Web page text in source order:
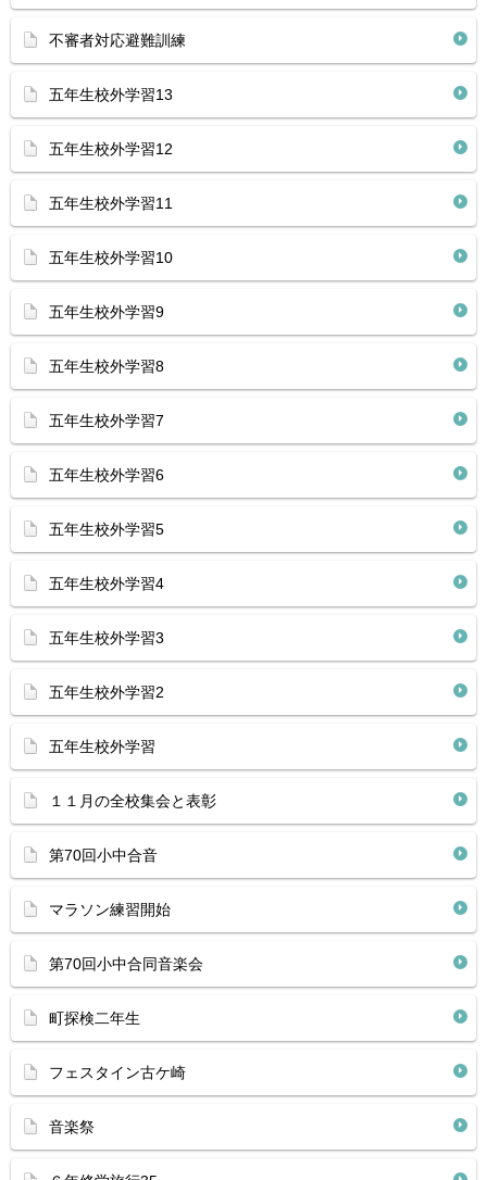
不審者対応避難訓練
五年生校外学習13
五年生校外学習12
五年生校外学習11
五年生校外学習10
五年生校外学習9
五年生校外学習8
五年生校外学習7
五年生校外学習6
五年生校外学習5
五年生校外学習4
五年生校外学習3
五年生校外学習2
五年生校外学習
１１月の全校集会と表彰
第70回小中合音
マラソン練習開始
第70回小中合同音楽会
町探検二年生
フェスタイン古ケ崎
音楽祭